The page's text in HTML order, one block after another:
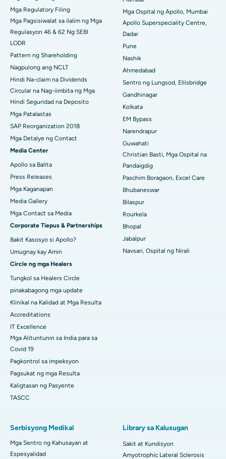
Pinakamahusay na Ospital sa Secunderabad, Hyderabad
Pinakamahusay na Ospital sa Seshadripuram, Bangalore
Pinakamahusay na Ospital sa Waltair Main Road,
Visakhapatnam
Pinakamahusay na Ospital sa Subhash Nagar Road,
Pinakamahusay na Ospital sa Managari, Karaikudi
Pinakamahusay na Ospital sa Arepally, Warangal
Pinakamahusay na Ospital sa Arera Colony, Bhopal
Pinakamahusay na Ospital sa Jayanagar, Bangalore
Pinakamahusay na Ospital sa KK Nagar, Madurai
Pinakamahusay na Ospital sa Ramji Nagar, Nellore
Pinakamahusay na Ospital sa Sektor-19, Rourkela
Pinakamahusay na Ospital sa Swargate, Pune
Pinakamahusay na Ospital ng Kanser ng Kababaihan sa Timog
Delhi
Mga Regulatory Filing
Mga Pagsisiwalat sa ilalim ng Mga
Regulasyon 46 & 62 Ng SEBI
LODR
Pattern ng Shareholding
Nagpulong ang NCLT
Hindi Na-claim na Dividends
Circular na Nag-iimbita ng Mga
Hindi Seguridad na Deposito
Mga Patalastas
SAP Reorganization 2018
Mga Detalye ng Contact
Media Center
Apollo sa Balita
Press Releases
Mga Kaganapan
Media Gallery
Mga Contact sa Media
Corporate Tiepus & Partnerships
Bakit Kasosyo si Apollo?
Umugnay kay Amin
Circle ng mga Healers
Tungkol sa Healers Circle
pinakabagong mga update
Klinikal na Kalidad at Mga Resulta
Accreditations
IT Excellence
Mga Alituntunin sa India para sa
Covid 19
Pagkontrol sa impeksyon
Pagsukat ng mga Resulta
Kaligtasan ng Pasyente
TASCC
Mga Ospital ng Apollo, Mumbai
Apollo Superspeciality Centre,
Dadar
Pune
Nashik
Ahmedabad
Sentro ng Lungsod, Ellisbridge
Gandhinagar
Kolkata
EM Bypass
Narendrapur
Guwahati
Christian Basti, Mga Ospital na
Pandaigdig
Paschim Boragaon, Excel Care
Bhubaneswar
Bilaspur
Rourkela
Bhopal
Jabalpur
Navsari, Ospital ng Nirali
Serbisyong Medikal
Mga Sentro ng Kahusayan at
Espesyalidad
Library sa Kalusugan
Sakit at Kundisyon
Amyotrophic Lateral Sclerosis